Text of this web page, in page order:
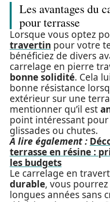
Les avantages du
pour terrasse
Lorsque vous optez
travertin pour votre
bénéficiez de divers
carrelage en pierre
bonne solidité. Cela
bonne résistance
extérieur sur une
mentionner qu’il est
point intéressant
glissades ou chutes.
A lire également :
terrasse en résine :
les budgets
Le carrelage en
durable, vous
longues années sans